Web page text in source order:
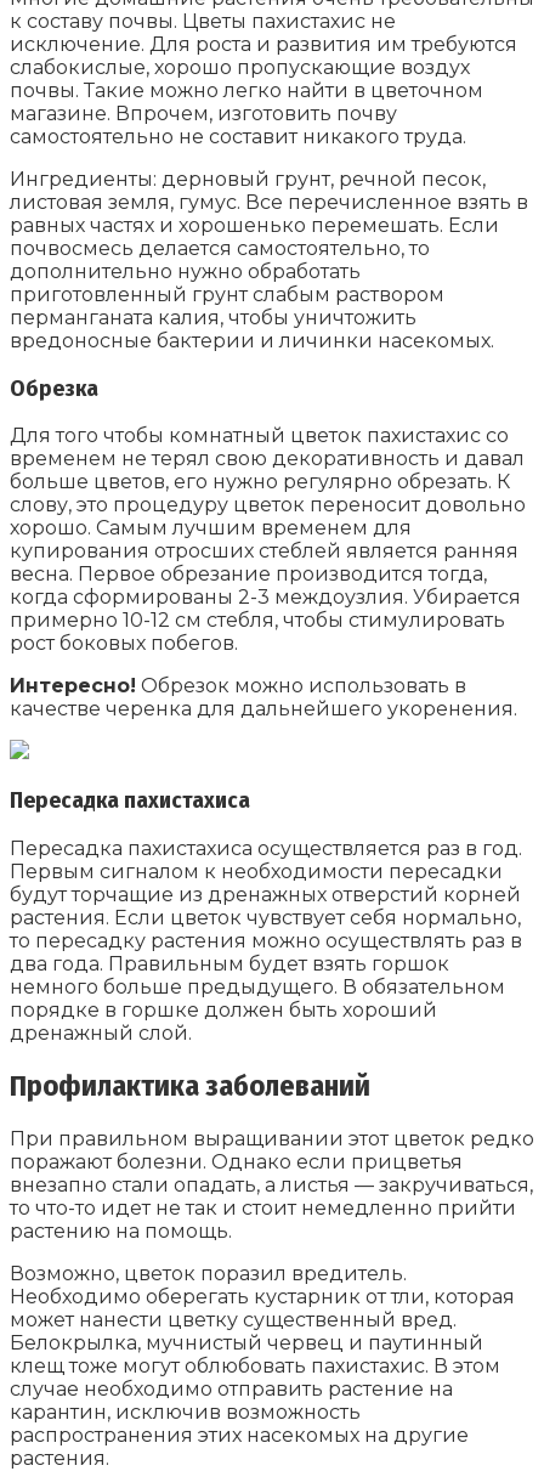
к составу почвы. Цветы пахистахис не
исключение. Для роста и развития им требуются
слабокислые, хорошо пропускающие воздух
почвы. Такие можно легко найти в цветочном
магазине. Впрочем, изготовить почву
самостоятельно не составит никакого труда.
Ингредиенты: дерновый грунт, речной песок,
листовая земля, гумус. Все перечисленное взять в
равных частях и хорошенько перемешать. Если
почвосмесь делается самостоятельно, то
дополнительно нужно обработать
приготовленный грунт слабым раствором
перманганата калия, чтобы уничтожить
вредоносные бактерии и личинки насекомых.
Обрезка
Для того чтобы комнатный цветок пахистахис со
временем не терял свою декоративность и давал
больше цветов, его нужно регулярно обрезать. К
слову, это процедуру цветок переносит довольно
хорошо. Самым лучшим временем для
купирования отросших стеблей является ранняя
весна. Первое обрезание производится тогда,
когда сформированы 2-3 междоузлия. Убирается
примерно 10-12 см стебля, чтобы стимулировать
рост боковых побегов.
Интересно! Обрезок можно использовать в
качестве черенка для дальнейшего укоренения.
Пересадка пахистахиса
Пересадка пахистахиса осуществляется раз в год.
Первым сигналом к необходимости пересадки
будут торчащие из дренажных отверстий корней
растения. Если цветок чувствует себя нормально,
то пересадку растения можно осуществлять раз в
два года. Правильным будет взять горшок
немного больше предыдущего. В обязательном
порядке в горшке должен быть хороший
дренажный слой.
Профилактика заболеваний
При правильном выращивании этот цветок редко
поражают болезни. Однако если прицветья
внезапно стали опадать, а листья — закручиваться,
то что-то идет не так и стоит немедленно прийти
растению на помощь.
Возможно, цветок поразил вредитель.
Необходимо оберегать кустарник от тли, которая
может нанести цветку существенный вред.
Белокрылка, мучнистый червец и паутинный
клещ тоже могут облюбовать пахистахис. В этом
случае необходимо отправить растение на
карантин, исключив возможность
распространения этих насекомых на другие
растения.